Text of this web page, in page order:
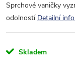
Sprchové vaničky
odolností Detailní
Skladem